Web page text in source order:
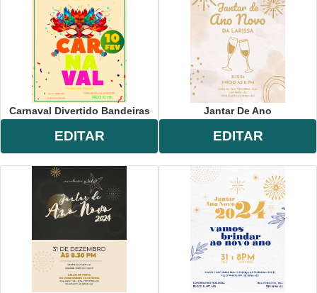
Carnaval Divertido Bandeiras
EDITAR
Jantar De Ano
EDITAR